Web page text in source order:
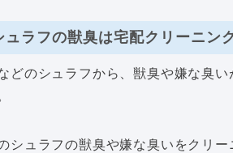
ラフの獣臭は宅配クリーニン
どのシュラフから、獣臭や嫌な臭
シュラフの獣臭や嫌な臭いをクリ